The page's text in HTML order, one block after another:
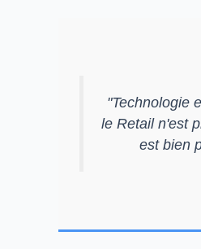
"Technologie
le Retail n'est
est bien